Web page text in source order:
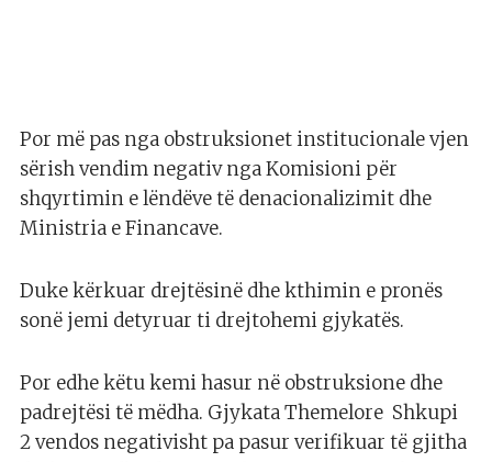
Por më pas nga obstruksionet institucionale vjen
sërish vendim negativ nga Komisioni për
shqyrtimin e lëndëve të denacionalizimit dhe
Ministria e Financave.
Duke kërkuar drejtësinë dhe kthimin e pronës
sonë jemi detyruar ti drejtohemi gjykatës.
Por edhe këtu kemi hasur në obstruksione dhe
padrejtësi të mëdha. Gjykata Themelore Shkupi
2 vendos negativisht pa pasur verifikuar të gjitha